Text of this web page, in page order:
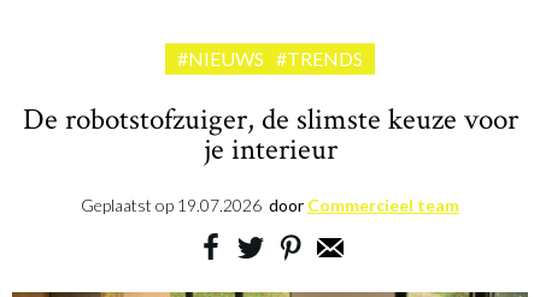
#NIEUWS #TRENDS
De robotstofzuiger, de slimste keuze voor
je interieur
Geplaatst op 19.07.2026 door Commercieel team